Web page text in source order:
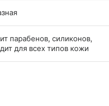
парабенов, силиконов,
для всех типов кожи